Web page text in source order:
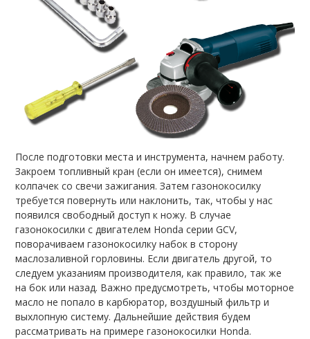
После подготовки места и инструмента, начнем работу.
Закроем топливный кран (если он имеется), снимем
колпачек со свечи зажигания. Затем газонокосилку
требуется повернуть или наклонить, так, чтобы у нас
появился свободный доступ к ножу. В случае
газонокосилки с двигателем Honda серии GCV,
поворачиваем газонокосилку набок в сторону
маслозаливной горловины. Если двигатель другой, то
следуем указаниям производителя, как правило, так же
на бок или назад. Важно предусмотреть, чтобы моторное
масло не попало в карбюратор, воздушный фильтр и
выхлопную систему. Дальнейшие действия будем
рассматривать на примере газонокосилки Honda.